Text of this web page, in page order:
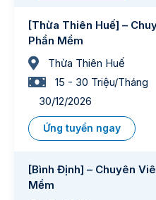
[Thừa Thiên Huế] –
Phần Mềm
Thừa Thiên Huế
15 - 30 Triệu/Tháng
30/12/2026
Ứng tuyển ngay
[Bình Định] – Chuyên
Mềm